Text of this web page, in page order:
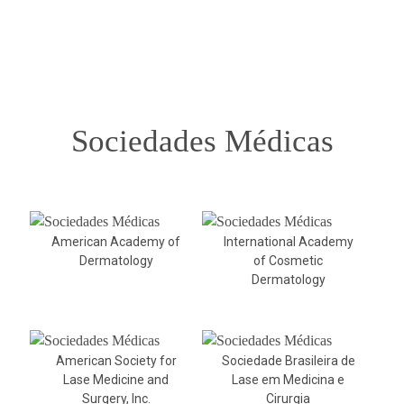
Sociedades Médicas
American Academy of
Dermatology
International Academy
of Cosmetic
Dermatology
American Society for
Lase Medicine and
Surgery, Inc.
Sociedade Brasileira de
Lase em Medicina e
Cirurgia